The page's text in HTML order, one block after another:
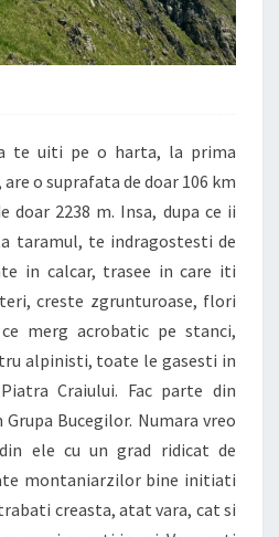
te uiti pe o harta, la prima
o suprafata de doar 106 km
2238 m. Insa, dupa ce ii
taramul, te indragostesti de
in calcar, trasee in care iti
creste zgrunturoase, flori
merg acrobatic pe stanci,
alpinisti, toate le gasesti in
Craiului. Fac parte din
Bucegilor. Numara vreo
ele cu un grad ridicat de
montaniarzilor bine initiati
creasta, atat vara, cat si